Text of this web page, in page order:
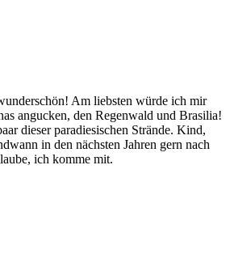
Am liebsten würde ich mir
angucken, den Regenwald und Brasilia!
dieser paradiesischen Strände. Kind,
in den nächsten Jahren gern nach
ich komme mit.